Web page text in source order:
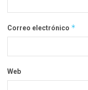
Correo electrónico *
Web